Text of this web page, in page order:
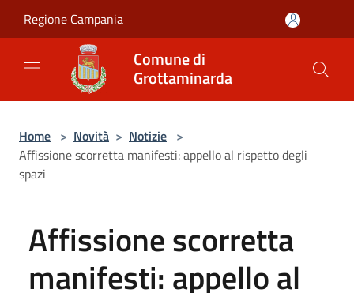
Regione Campania
Comune di
Grottaminarda
Home > Novità > Notizie >
Affissione scorretta manifesti: appello al rispetto degli
spazi
Affissione scorretta
manifesti: appello al